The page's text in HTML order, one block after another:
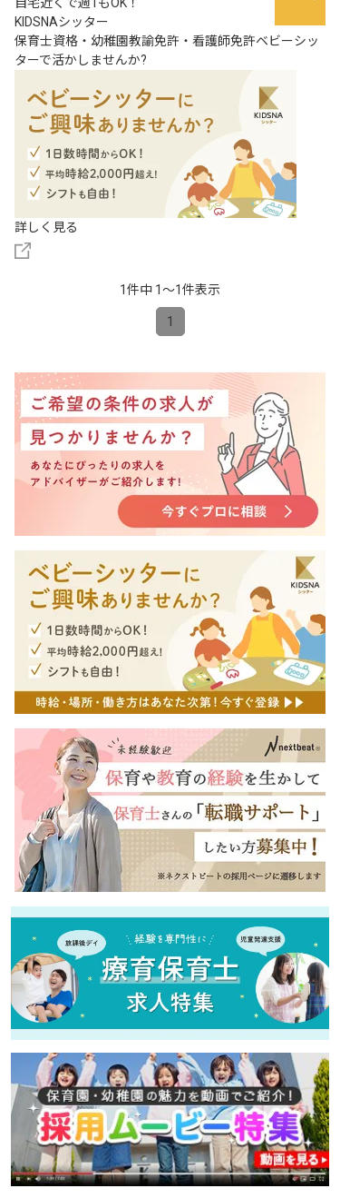
KIDSNAシッター
保育士資格・幼稚園教諭免許・看護師免許ベビーシッ
ターで活かしませんか?
詳しく見る
1件中 1〜1件表示
1